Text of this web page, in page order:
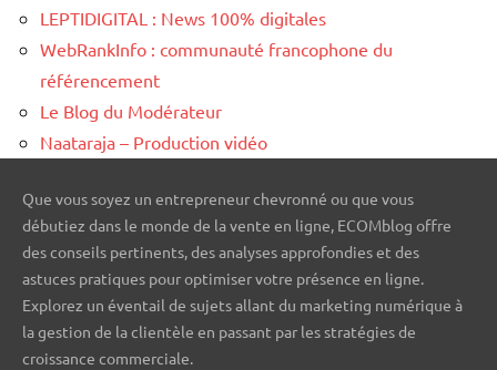
LEPTIDIGITAL : News 100% digitales
WebRankInfo : communauté francophone du
référencement
Le Blog du Modérateur
Naataraja – Production vidéo
Que vous soyez un entrepreneur chevronné ou que vous
débutiez dans le monde de la vente en ligne, ECOMblog offre
des conseils pertinents, des analyses approfondies et des
astuces pratiques pour optimiser votre présence en ligne.
Explorez un éventail de sujets allant du marketing numérique à
la gestion de la clientèle en passant par les stratégies de
croissance commerciale.